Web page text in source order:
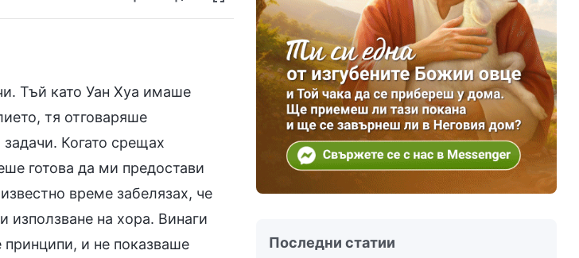
Тъй като Уан Хуа имаше
тя отговаряше
Когато срещах
готова да ми предостави
време забелязах, че
използване на хора. Винаги
принципи, и не показваше
Последни статии